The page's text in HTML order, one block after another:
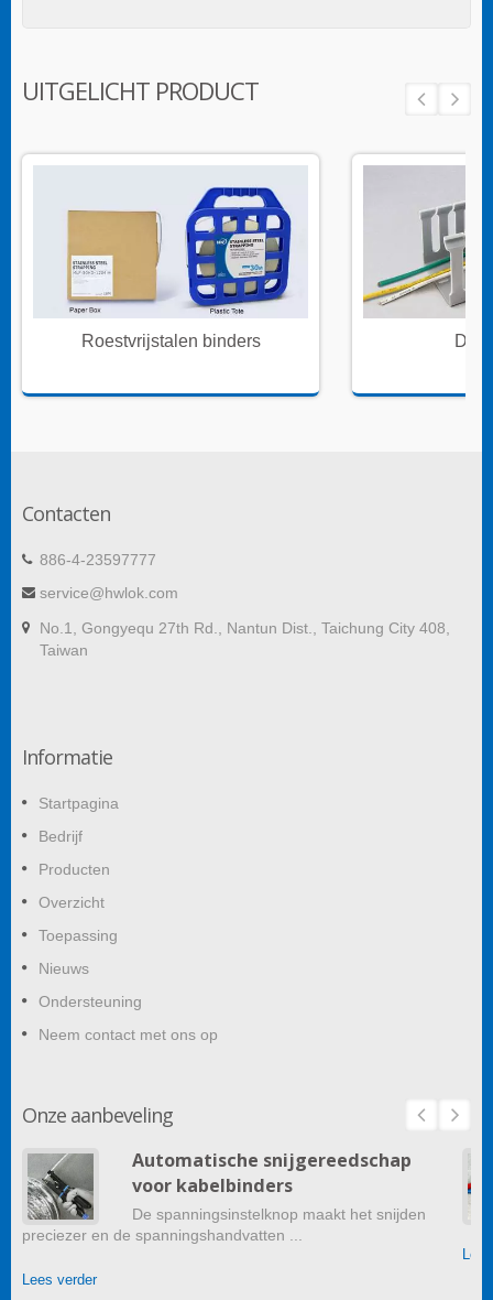
UITGELICHT PRODUCT
Roestvrijstalen binders
Contacten
886-4-23597777
service@hwlok.com
No.1, Gongyequ 27th Rd., Nantun Dist., Taichung City 408,
Taiwan
Informatie
Startpagina
Bedrijf
Producten
Overzicht
Toepassing
Nieuws
Ondersteuning
Neem contact met ons op
Onze aanbeveling
Automatische snijgereedschap
voor kabelbinders
De spanningsinstelknop maakt het snijden
preciezer en de spanningshandvatten ...
Lees verder